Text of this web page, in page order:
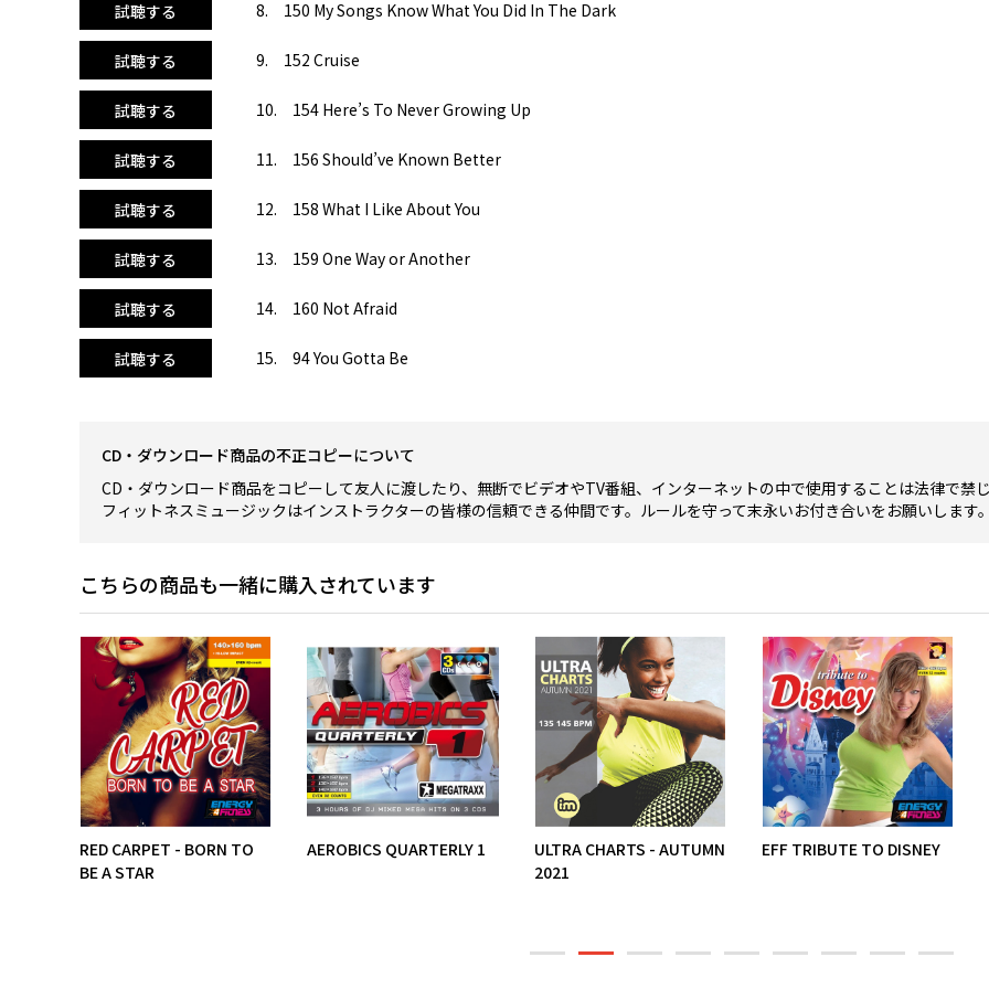
試聴する 8. 150 My Songs Know What You Did In The Dark
試聴する 9. 152 Cruise
試聴する 10. 154 Here’s To Never Growing Up
試聴する 11. 156 Should’ve Known Better
試聴する 12. 158 What I Like About You
試聴する 13. 159 One Way or Another
試聴する 14. 160 Not Afraid
試聴する 15. 94 You Gotta Be
CD・ダウンロード商品の不正コピーについて
CD・ダウンロード商品をコピーして友人に渡したり、無断でビデオやTV番組、インターネットの中で使用することは法律で禁じ
フィットネスミュージックはインストラクターの皆様の信頼できる仲間です。ルールを守って末永いお付き合いをお願いします。
こちらの商品も一緒に購入されています
RED CARPET - BORN TO
BE A STAR
AEROBICS QUARTERLY 1
ULTRA CHARTS - AUTUMN
2021
EFF TRIBUTE TO DISNEY